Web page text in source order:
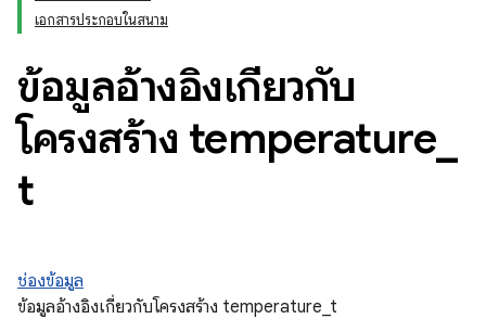
เอกสารประกอบในสนาม
ข้อมูลอ้างอิงเกี่ยวกับ
โครงสร้าง temperature
t
ช่องข้อมูล
ข้อมูลอ้างอิงเกี่ยวกับโครงสร้าง temperature_t